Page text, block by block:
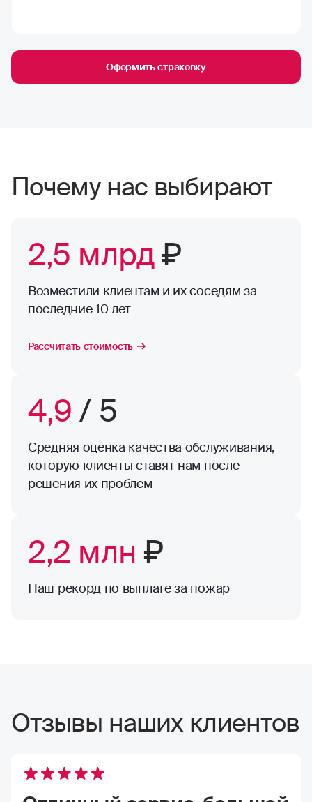
Оформить страховку
Почему нас выбирают
2,5 млрд₽
Возместили клиентам и их соседям за
последние 10 лет
Рассчитать стоимость
4,9 / 5
Средняя оценка качества обслуживания,
которую клиенты ставят нам после
решения их проблем
2,2 млн ₽
Наш рекорд по выплате за пожар
Отзывы наших клиентов